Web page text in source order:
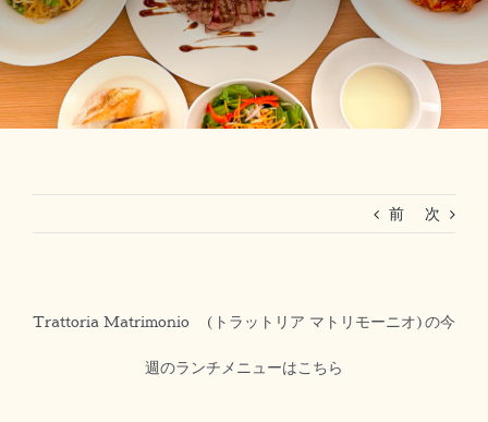
ACCESS
WEB SHOP
法人ご利用(マリーグラン赤坂)
前 次
Trattoria Matrimonio (トラットリア マトリモーニオ)の今
週のランチメニューはこちら